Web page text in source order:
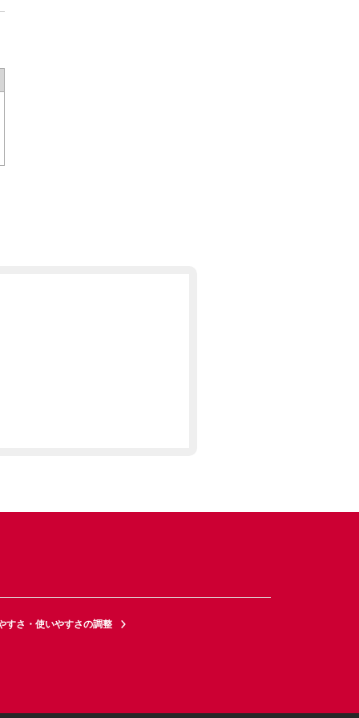
すさ・使いやすさの調整